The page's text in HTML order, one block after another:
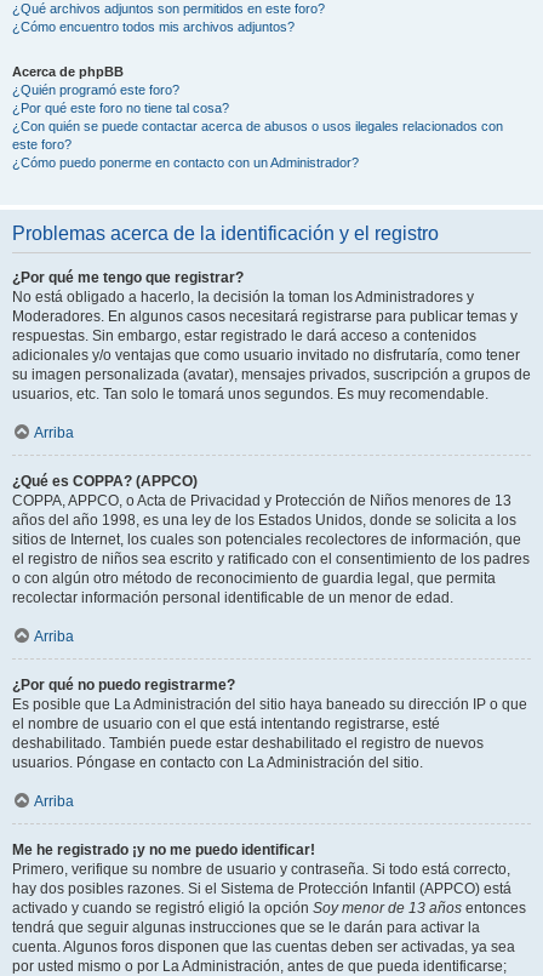
¿Qué archivos adjuntos son permitidos en este foro?
¿Cómo encuentro todos mis archivos adjuntos?
Acerca de phpBB
¿Quién programó este foro?
¿Por qué este foro no tiene tal cosa?
¿Con quién se puede contactar acerca de abusos o usos ilegales relacionados con
este foro?
¿Cómo puedo ponerme en contacto con un Administrador?
Problemas acerca de la identificación y el registro
¿Por qué me tengo que registrar?
No está obligado a hacerlo, la decisión la toman los Administradores y
Moderadores. En algunos casos necesitará registrarse para publicar temas y
respuestas. Sin embargo, estar registrado le dará acceso a contenidos
adicionales y/o ventajas que como usuario invitado no disfrutaría, como tener
su imagen personalizada (avatar), mensajes privados, suscripción a grupos de
usuarios, etc. Tan solo le tomará unos segundos. Es muy recomendable.
Arriba
¿Qué es COPPA? (APPCO)
COPPA, APPCO, o Acta de Privacidad y Protección de Niños menores de 13
años del año 1998, es una ley de los Estados Unidos, donde se solicita a los
sitios de Internet, los cuales son potenciales recolectores de información, que
el registro de niños sea escrito y ratificado con el consentimiento de los padres
o con algún otro método de reconocimiento de guardia legal, que permita
recolectar información personal identificable de un menor de edad.
Arriba
¿Por qué no puedo registrarme?
Es posible que La Administración del sitio haya baneado su dirección IP o que
el nombre de usuario con el que está intentando registrarse, esté
deshabilitado. También puede estar deshabilitado el registro de nuevos
usuarios. Póngase en contacto con La Administración del sitio.
Arriba
Me he registrado ¡y no me puedo identificar!
Primero, verifique su nombre de usuario y contraseña. Si todo está correcto,
hay dos posibles razones. Si el Sistema de Protección Infantil (APPCO) está
activado y cuando se registró eligió la opción Soy menor de 13 años entonces
tendrá que seguir algunas instrucciones que se le darán para activar la
cuenta. Algunos foros disponen que las cuentas deben ser activadas, ya sea
por usted mismo o por La Administración, antes de que pueda identificarse;